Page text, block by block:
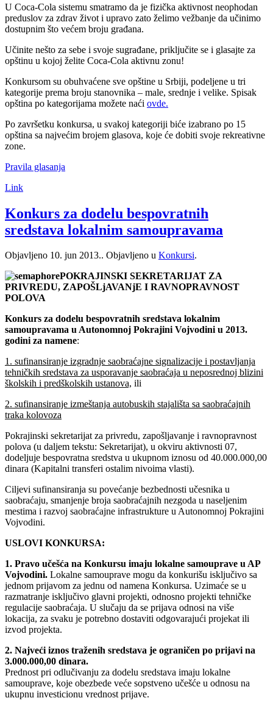
U Coca-Cola sistemu smatramo da je fizička aktivnost neophodan
preduslov za zdrav život i upravo zato želimo vežbanje da učinimo
dostupnim što većem broju građana.
Učinite nešto za sebe i svoje sugrađane, priključite se i glasajte za
opštinu u kojoj želite Coca-Cola aktivnu zonu!
Konkursom su obuhvaćene sve opštine u Srbiji, podeljene u tri
kategorije prema broju stanovnika – male, srednje i velike. Spisak
opština po kategorijama možete naći ovde.
Po završetku konkursa, u svakoj kategoriji biće izabrano po 15
opština sa najvećim brojem glasova, koje će dobiti svoje rekreativne
zone.
Pravila glasanja
Link
Konkurs za dodelu bespovratnih
sredstava lokalnim samoupravama
Objavljeno 10. jun 2013.. Objavljeno u Konkursi.
POKRAJINSKI SEKRETARIJAT ZA
PRIVREDU, ZAPOŠLjAVANjE I RAVNOPRAVNOST
POLOVA
Konkurs za dodelu bespovratnih sredstava lokalnim
samoupravama u Autonomnoj Pokrajini Vojvodini u 2013.
godini za namene:
1. sufinansiranje izgradnje saobraćajne signalizacije i postavljanja
tehničkih sredstava za usporavanje saobraćaja u neposrednoj blizini
školskih i predškolskih ustanova, ili
2. sufinansiranje izmeštanja autobuskih stajališta sa saobraćajnih
traka kolovoza
Pokrajinski sekretarijat za privredu, zapošljavanje i ravnopravnost
polova (u daljem tekstu: Sekretarijat), u okviru aktivnosti 07,
dodeljuje bespovratna sredstva u ukupnom iznosu od 40.000.000,00
dinara (Kapitalni transferi ostalim nivoima vlasti).
Ciljevi sufinansiranja su povećanje bezbednosti učesnika u
saobraćaju, smanjenje broja saobraćajnih nezgoda u naseljenim
mestima i razvoj saobraćajne infrastrukture u Autonomnoj Pokrajini
Vojvodini.
USLOVI KONKURSA:
1. Pravo učešća na Konkursu imaju lokalne samouprave u AP
Vojvodini. Lokalne samouprave mogu da konkurišu isključivo sa
jednom prijavom za jednu od namena Konkursa. Uzimaće se u
razmatranje isključivo glavni projekti, odnosno projekti tehničke
regulacije saobraćaja. U slučaju da se prijava odnosi na više
lokacija, za svaku je potrebno dostaviti odgovarajući projekat ili
izvod projekta.
2. Najveći iznos traženih sredstava je ograničen po prijavi na
3.000.000,00 dinara.
Prednost pri odlučivanju za dodelu sredstava imaju lokalne
samouprave, koje obezbede veće sopstveno učešće u odnosu na
ukupnu investicionu vrednost prijave.